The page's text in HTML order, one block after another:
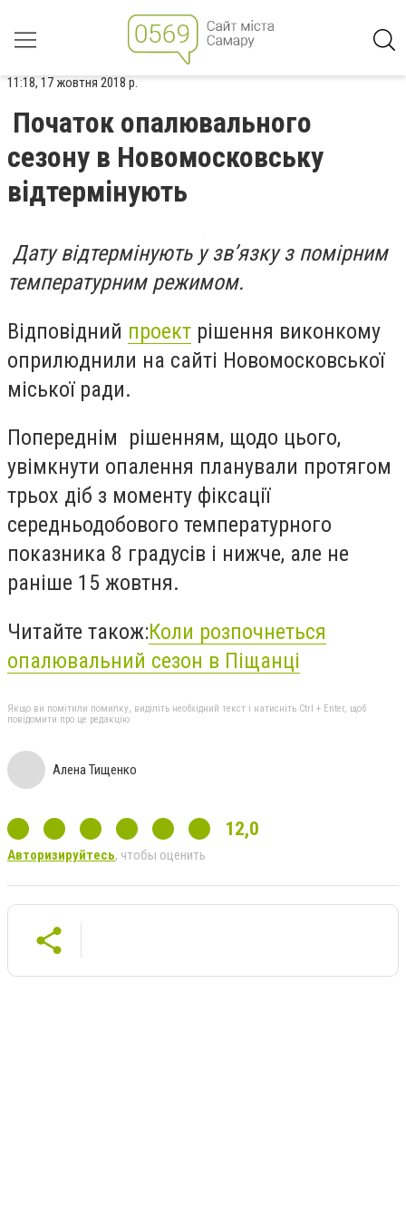
11:18, 17 жовтня 2018 р.
Початок опалювального
сезону в Новомосковську
відтермінують
Дату відтермінують у зв’язку з помірним
температурним режимом.
Відповідний проект рішення виконкому
оприлюднили на сайті Новомосковської
міської ради.
Попереднім рішенням, щодо цього,
увімкнути опалення планували протягом
трьох діб з моменту фіксації
середньодобового температурного
показника 8 градусів і нижче, але не
раніше 15 жовтня.
Читайте також:Коли розпочнеться
опалювальний сезон в Піщанці
Якщо ви помітили помилку, виділіть необхідний текст і натисніть Ctrl + Enter, щоб
повідомити про це редакцію
Алена Тищенко
12,0
Авторизируйтесь, чтобы оценить